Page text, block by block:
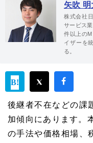
矢吹 明
株式会社
サービス
件以上の
イザーを
る。
後継者不在などの課
加傾向にあります。
の手法や価格相場、